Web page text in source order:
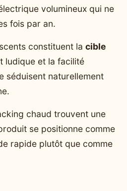
volumineux qui ne
fois par an.
constituent la cible
ludique et la facilité
séduisent naturellement
chaud trouvent une
se positionne comme
rapide plutôt que comme